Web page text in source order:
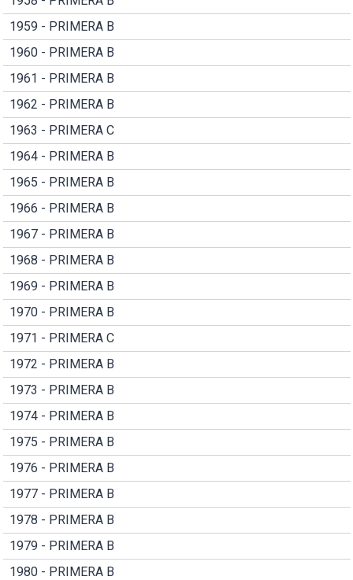
1959 - PRIMERA B
1960 - PRIMERA B
1961 - PRIMERA B
1962 - PRIMERA B
1963 - PRIMERA C
1964 - PRIMERA B
1965 - PRIMERA B
1966 - PRIMERA B
1967 - PRIMERA B
1968 - PRIMERA B
1969 - PRIMERA B
1970 - PRIMERA B
1971 - PRIMERA C
1972 - PRIMERA B
1973 - PRIMERA B
1974 - PRIMERA B
1975 - PRIMERA B
1976 - PRIMERA B
1977 - PRIMERA B
1978 - PRIMERA B
1979 - PRIMERA B
1980 - PRIMERA B